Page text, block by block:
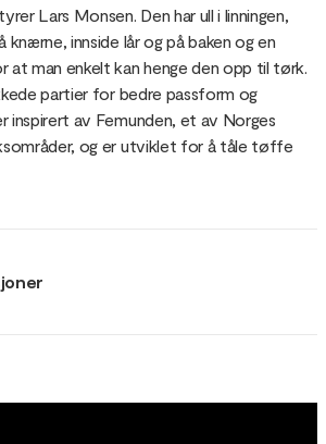
Lars Monsen. Den har ull i linningen,
knærne, innside lår og på baken og en
at man enkelt kan henge den opp til tørk.
partier for bedre passform og
av Femunden, et av Norges
og er utviklet for å tåle tøffe